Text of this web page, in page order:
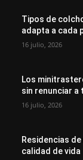
Tipos de
adapta a cada
16 julio, 2026
Los
sin renunciar a
16 julio, 2026
Residencias
calidad de vida